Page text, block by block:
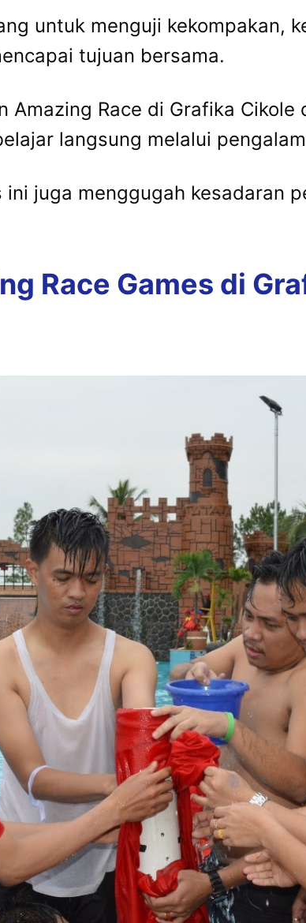
untuk menguji kekompakan,
tujuan bersama.
Amazing Race di Grafika Cikole
langsung melalui
juga menggugah kesadaran
Race Games di